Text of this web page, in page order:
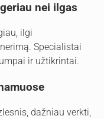
nei ilgas
ilgi
Specialistai
ir užtikrintai.
dažniau verkti,